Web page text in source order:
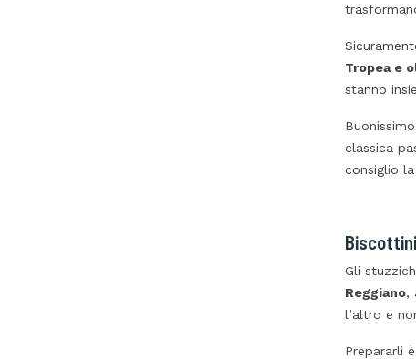
Tropea e
stanno
classica
consiglio la
Gli
Reggiano,
l’altro e
Prepararli